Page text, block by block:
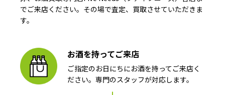
でご来店ください。その場で査定、買取させていただきま
す。
お酒を持ってご来店
ご指定のお日にちにお酒を持ってご来店く
ださい。専門のスタッフが対応します。